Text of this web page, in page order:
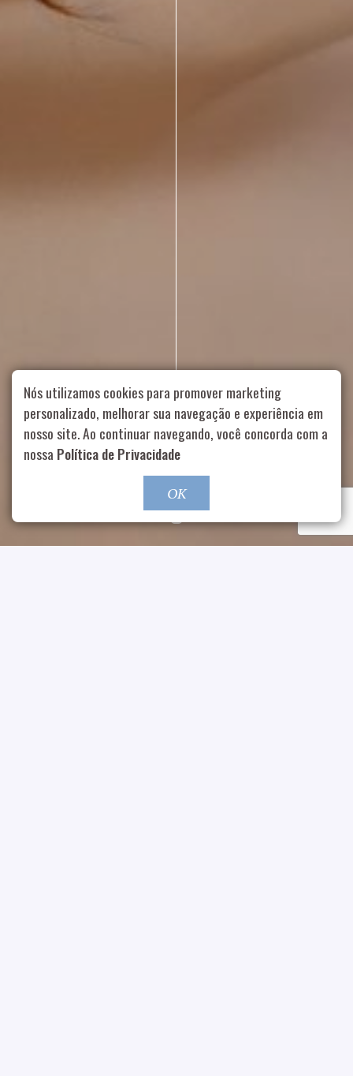
Rua Aurélia, 1714 – Vila Romana, São Paulo – SP | 55 11
99178-5848
contato@nucleofood.com
Role para continar
Nós utilizamos cookies para promover marketing
personalizado, melhorar sua navegação e experiência em
nosso site. Ao continuar navegando, você concorda com a
nossa Política de Privacidade
OK